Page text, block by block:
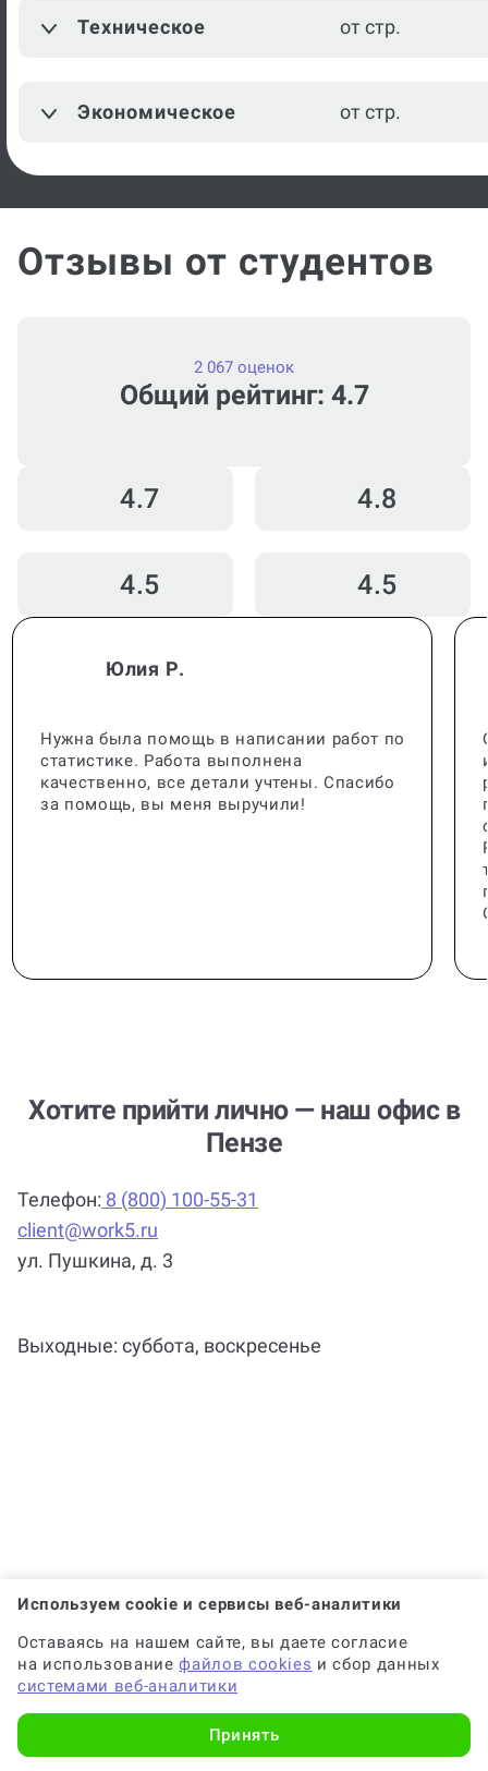
Административное право
Посмотреть ещё
Техническое от стр.
Экономическое от стр.
Отзывы от студентов
Общий рейтинг: 4.7
2 067 оценок
4.7 4.8
4.5 4.5
Юлия Р.
Нужна была помощь в написании работ по
статистике. Работа выполнена
качественно, все детали учтены. Спасибо
за помощь, вы меня выручили!
Хотите прийти лично — наш офис в
Пензе
Телефон: 8 (800) 100-55-31
client@work5.ru
ул. Пушкина, д. 3
Выходные: суббота, воскресенье
Используем cookie и сервисы веб-аналитики
Оставаясь на нашем сайте, вы даете согласие
на использованиефайлов cookies и сбор данных
системами веб-аналитики
Принять